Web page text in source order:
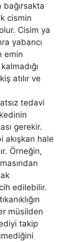
bağırsakta
cismin
Cisim ya
yabancı
emin
atılır ve
tedavi
gerekir.
akışkan hale
Örneğin,
edilebilir.
müsilden
takip